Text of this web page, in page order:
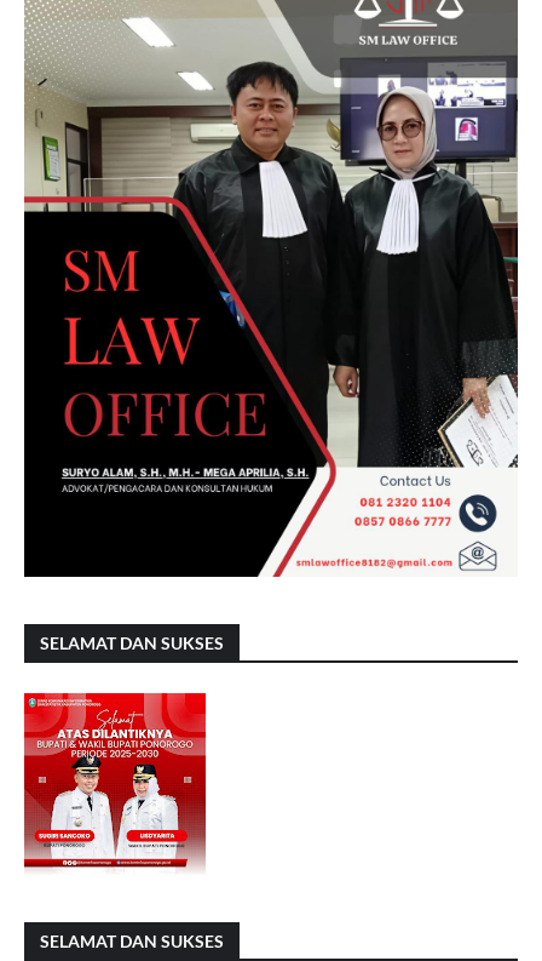
SELAMAT DAN SUKSES
SELAMAT DAN SUKSES